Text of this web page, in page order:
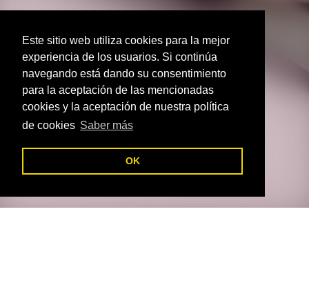
Este sitio web utiliza cookies para la mejor
experiencia de los usuarios. Si continúa
navegando está dando su consentimiento
para la aceptación de las mencionadas
cookies y la aceptación de nuestra política
de cookies Saber más
OKC